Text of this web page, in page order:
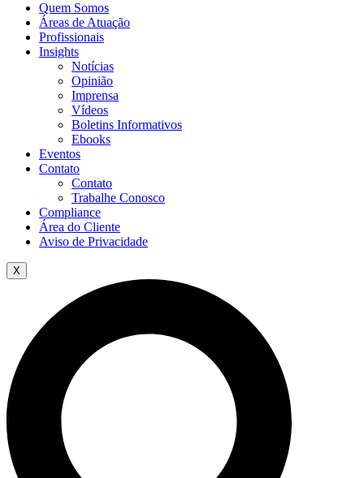
Quem Somos
Áreas de Atuação
Profissionais
Insights
Notícias
Opinião
Imprensa
Vídeos
Boletins Informativos
Ebooks
Eventos
Contato
Contato
Trabalhe Conosco
Compliance
Área do Cliente
Aviso de Privacidade
X